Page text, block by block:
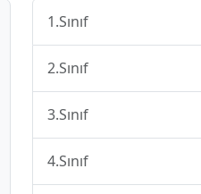
1.Sınıf
2.Sınıf
3.Sınıf
4.Sınıf